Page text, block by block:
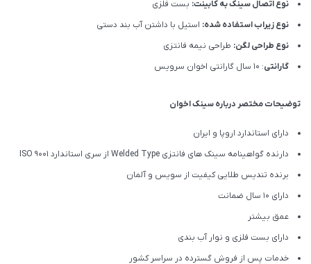
نوع اتصال سینک به کابینت: بست فلزی
نوع زیراب استفاده شده: استیل با داشتن آب بند دستی
نوع طراحی لگن: طراحی نیمه فانتزی
گارانتی: 10 سال گارانتی اخوان سرویس
توضیحات مختصر درباره سینک اخوان
دارای استاندارد اروپا و ایران
دارنده گواهینامه سینک های فانتزی Welded Type از سری استاندارد ISO 9001
برنده تندیس طلایی کیفیت از سویس و آلمان
دارای ۱۰ سال ضمانت
عمق بیشتر
دارای بست فلزی و نوار آب بندی
خدمات پس از فروش گسترده در سراسر کشور